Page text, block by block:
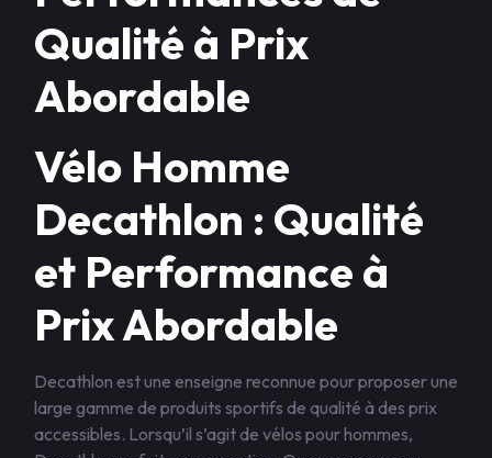
Qualité à Prix
Abordable
Vélo Homme
Decathlon : Qualité
et Performance à
Prix Abordable
Decathlon est une enseigne reconnue pour proposer une
large gamme de produits sportifs de qualité à des prix
accessibles. Lorsqu’il s’agit de vélos pour hommes,